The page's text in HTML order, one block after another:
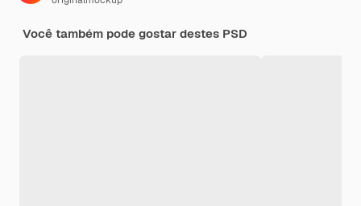
Você também pode gostar destes PSD